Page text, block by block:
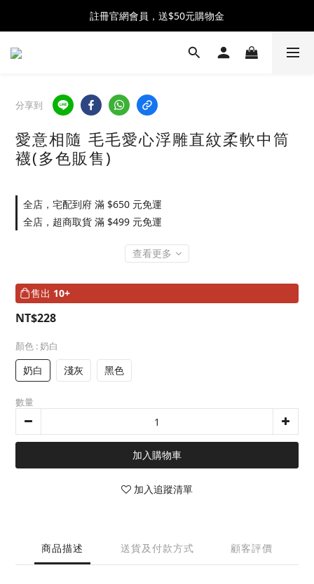
全館消費滿$2500 贈 ♡ 冰淇淋提霸杯 ♡
註冊官網會員，送$50元購物金
全館消費滿$2500 贈 ♡ 冰淇淋提霸杯 ♡
分享到
愛意相隨 毛毛愛心浮雕直紋柔軟中筒
襪(多色販售)
全店，宅配到府 滿 $650 元免運
全店，超商取貨 滿 $499 元免運
查看更多
售出 10+
NT$228
顏色 : 奶白
奶白 淺灰 黑色
數量
加入購物車
加入追蹤清單
商品描述 送貨及付款方式 顧客評價